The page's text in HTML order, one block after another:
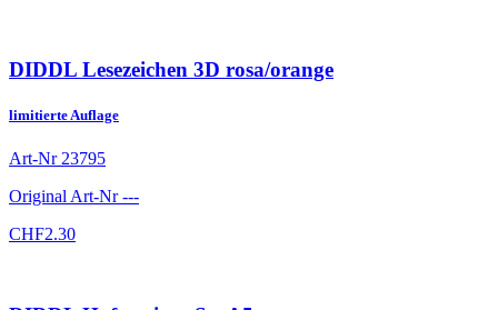
DIDDL Lesezeichen 3D rosa/orange
limitierte Auflage
Art-Nr 23795
Original Art-Nr---
CHF2.30